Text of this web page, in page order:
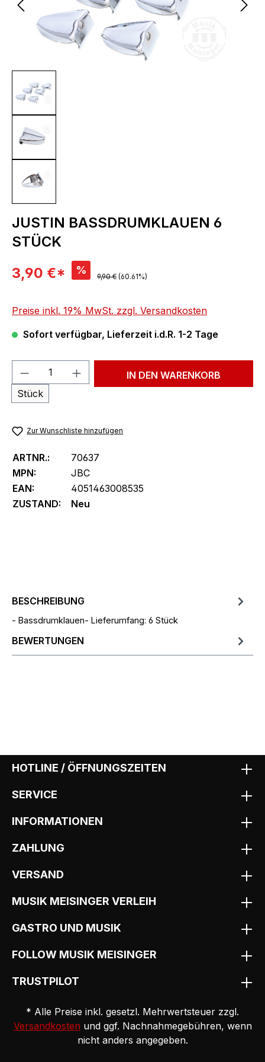
JUSTIN BASSDRUMKLAUEN 6
STÜCK
Verkaufspreis:
3,90 €* % Regulärer Preis:
9,90 € (60.61%)
Preise inkl. 19% MwSt. zzgl. Versandkosten
Sofort verfügbar, Lieferzeit i.d.R. 1-2 Tage
Produkt Anzahl: Gib den
Stück
IN DEN WARENKORB
Zur Wunschliste hinzufügen
ARTNR.:
70637
MPN:
JBC
EAN:
4051463008535
ZUSTAND:
Neu
BESCHREIBUNG
- Bassdrumklauen- Lieferumfang: 6 Stück
BEWERTUNGEN
HOTLINE / ÖFFNUNGSZEITEN
SERVICE
INFORMATIONEN
ZAHLUNG
VERSAND
MUSIK MEISINGER VERLEIH
GASTRO UND MUSIK
FOLLOW MUSIK MEISINGER
TRUSTPILOT
* Alle Preise inkl. gesetzl. Mehrwertsteuer zzgl.
Versandkosten und ggf. Nachnahmegebühren, wenn
nicht anders angegeben.